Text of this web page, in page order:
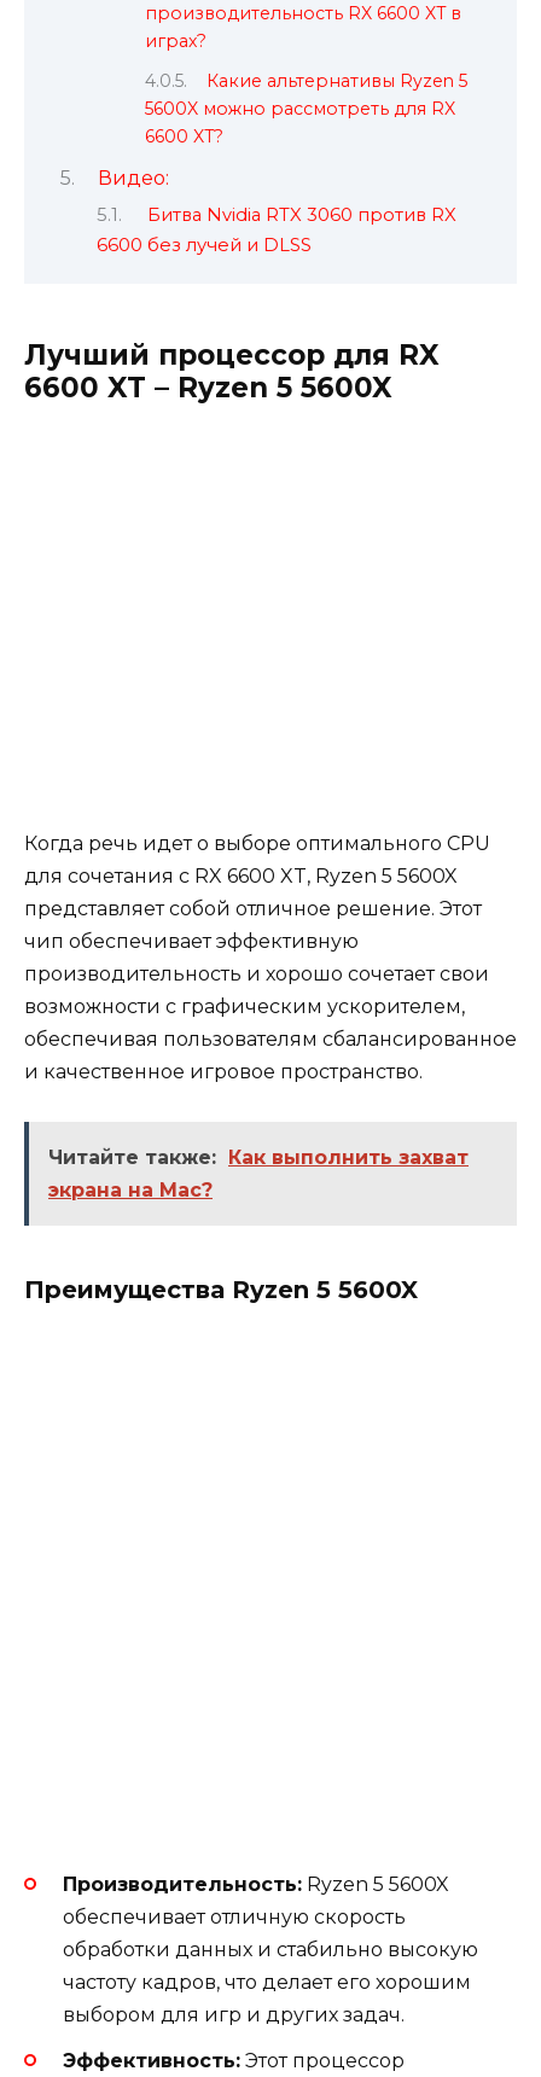
производительность RX 6600 XT в
играх?
Какие альтернативы Ryzen 5
5600X можно рассмотреть для RX
6600 XT?
Видео:
Битва Nvidia RTX 3060 против RX
6600 без лучей и DLSS
Лучший процессор для RX
6600 XT – Ryzen 5 5600X
Когда речь идет о выборе оптимального CPU
для сочетания с RX 6600 XT, Ryzen 5 5600X
представляет собой отличное решение. Этот
чип обеспечивает эффективную
производительность и хорошо сочетает свои
возможности с графическим ускорителем,
обеспечивая пользователям сбалансированное
и качественное игровое пространство.
Читайте также: Как выполнить захват
экрана на Mac?
Преимущества Ryzen 5 5600X
Производительность: Ryzen 5 5600X
обеспечивает отличную скорость
обработки данных и стабильно высокую
частоту кадров, что делает его хорошим
выбором для игр и других задач.
Эффективность: Этот процессор